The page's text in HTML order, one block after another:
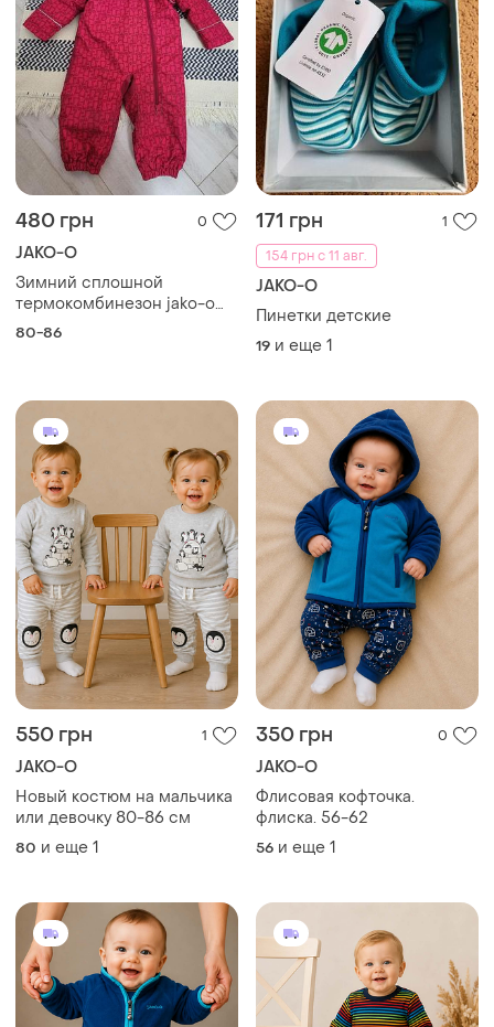
480 грн 0
JAKO-O
Зимний сплошной
термокомбинезон jako-o
80-86 с пингвинами
80-86
171 грн
1
154 грн с 11 авг.
JAKO-O
Пинетки детские
19 и еще 1
550 грн 1
JAKO-O
Новый костюм на мальчика
или девочку 80-86 см
80 и еще 1
350 грн 0
JAKO-O
Флисовая кофточка.
флиска. 56-62
56 и еще 1